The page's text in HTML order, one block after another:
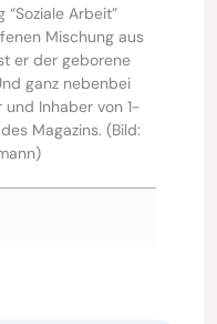
Arbeit”
Mischung aus
er der geborene
ganz nebenbei
Inhaber von 1-
Magazins. (Bild: